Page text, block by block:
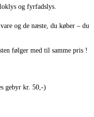
og fyrfadslys.
og de næste, du køber – du
følger med til samme pris !
gebyr kr. 50,-)